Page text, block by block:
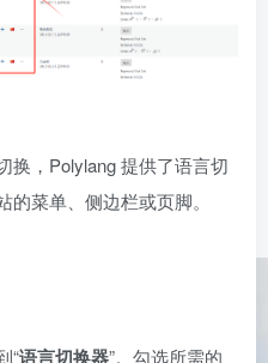
换，Polylang 提供了语言切
菜单、侧边栏或页脚。
“语言切换器”。勾选所需的